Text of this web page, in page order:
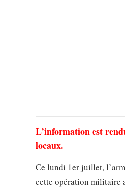
L’information est
locaux.
Ce lundi 1er juillet,
cette opération militaire